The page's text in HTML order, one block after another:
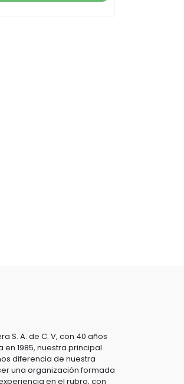
S. A. de C. V, con 40 años
1985, nuestra principal
diferencia de nuestra
una organización formada
en el rubro, con